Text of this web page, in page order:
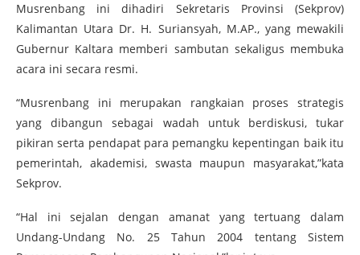
Musrenbang ini dihadiri Sekretaris Provinsi (Sekprov)
Kalimantan Utara Dr. H. Suriansyah, M.AP., yang mewakili
Gubernur Kaltara memberi sambutan sekaligus membuka
acara ini secara resmi.
“Musrenbang ini merupakan rangkaian proses strategis
yang dibangun sebagai wadah untuk berdiskusi, tukar
pikiran serta pendapat para pemangku kepentingan baik itu
pemerintah, akademisi, swasta maupun masyarakat,”kata
Sekprov.
“Hal ini sejalan dengan amanat yang tertuang dalam
Undang-Undang No. 25 Tahun 2004 tentang Sistem